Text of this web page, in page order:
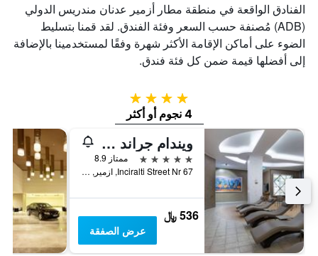
الفنادق الواقعة في منطقة مطار أزمير عدنان مندريس الدولي
(ADB) مُصنفة حسب السعر وفئة الفندق. لقد قمنا بتسليط
الضوء على أماكن الإقامة الأكثر شهرة وفقًا لمستخدمينا بالإضافة
إلى أفضلها قيمة ضمن كل فئة فندق.
4 نجوم
4 نجوم أو أكثر
ويندام جراند إيزمير أوزديليك ثيرمال آند سبا
5 نجوم
ممتاز 8.9
Inciralti Street Nr 67, ازمير, تركيا
536 ﷼
عرض الصفقة